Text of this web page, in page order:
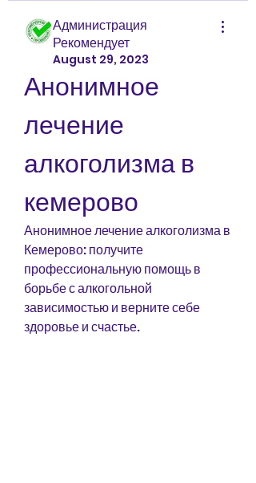
Администрация
Рекомендует
August 29, 2023
Анонимное
лечение
алкоголизма в
кемерово
Анонимное лечение алкоголизма в
Кемерово: получите
профессиональную помощь в
борьбе с алкогольной
зависимостью и верните себе
здоровье и счастье.